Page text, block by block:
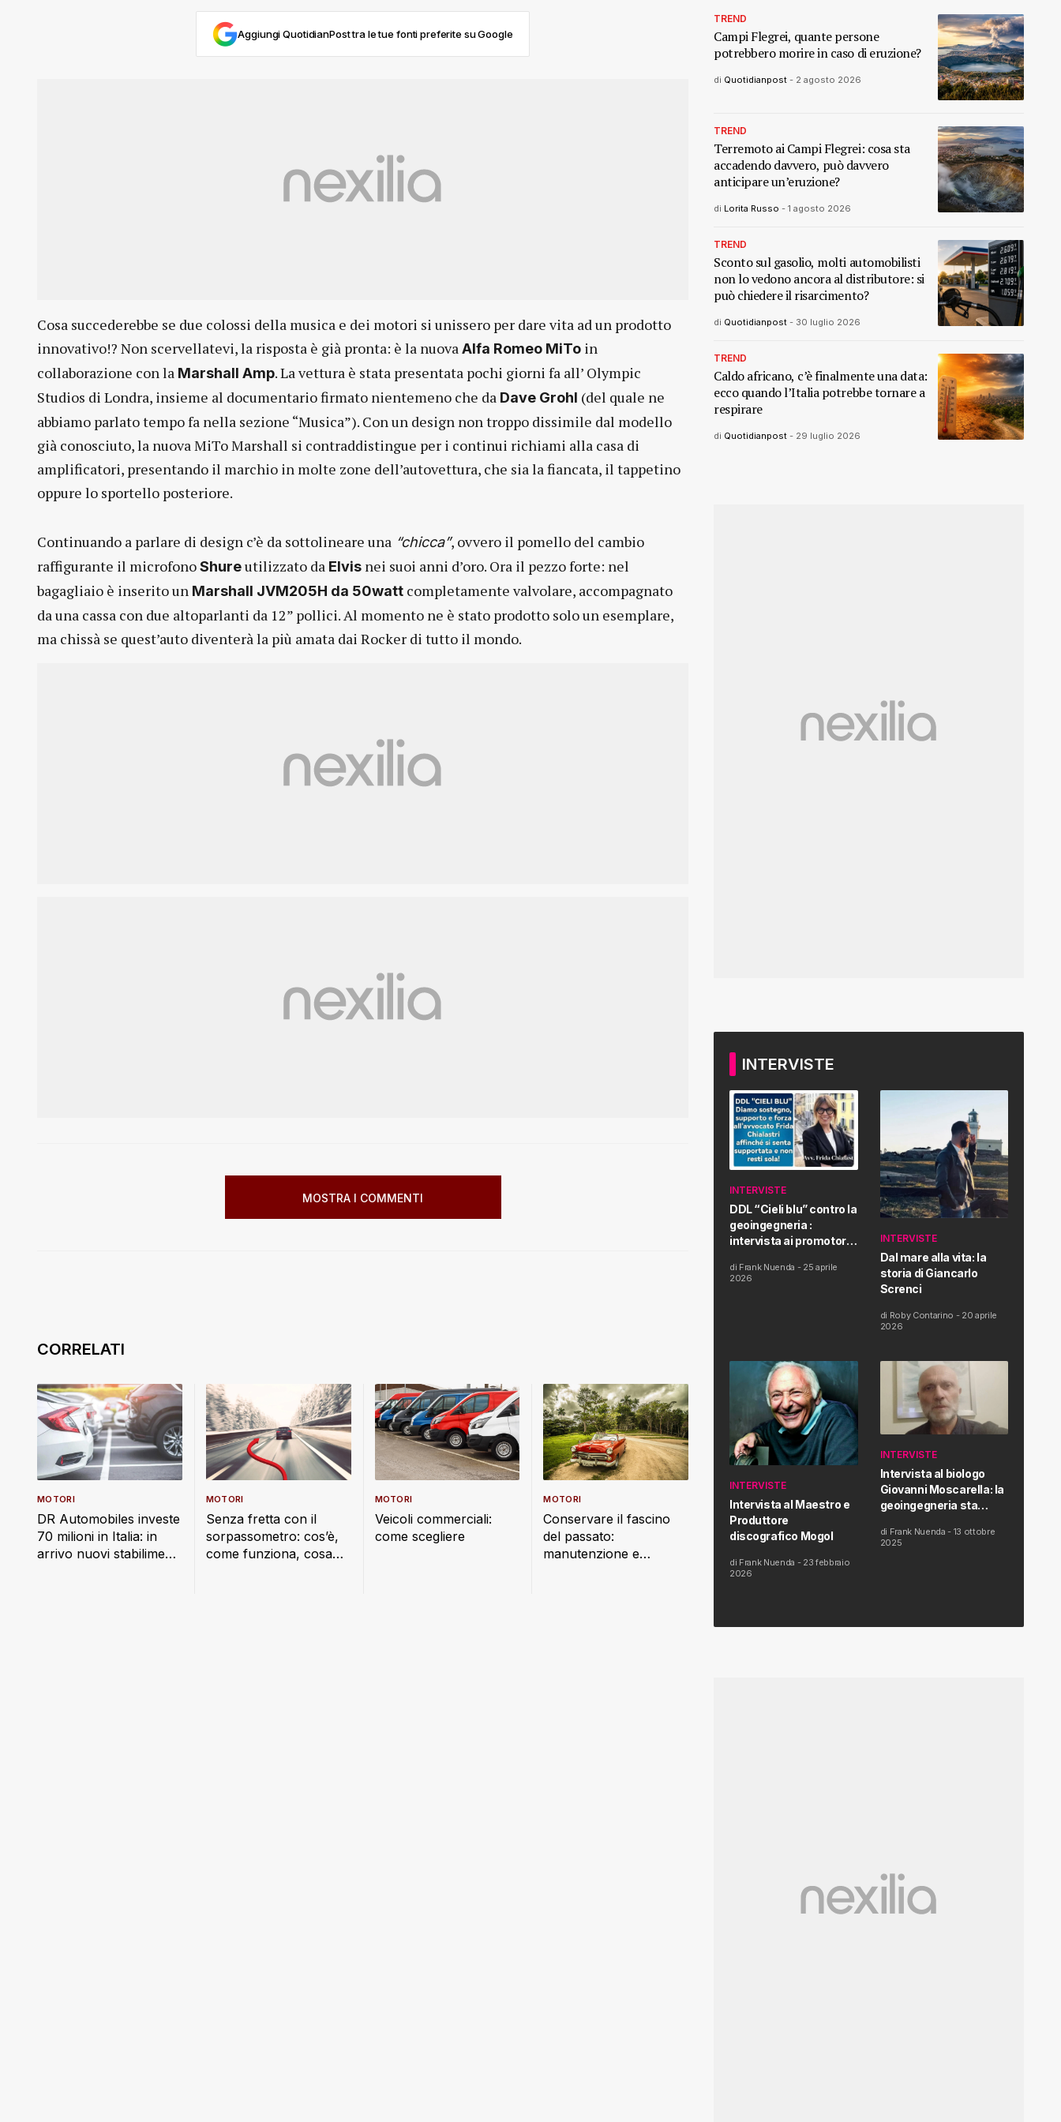
Aggiungi QuotidianPost tra le tue fonti preferite su Google
Cosa succederebbe se due colossi della musica e dei motori si unissero per dare vita ad un prodotto
innovativo!? Non scervellatevi, la risposta è già pronta: è la nuova Alfa Romeo MiTo in
collaborazione con la Marshall Amp. La vettura è stata presentata pochi giorni fa all’ Olympic
Studios di Londra, insieme al documentario firmato nientemeno che da Dave Grohl (del quale ne
abbiamo parlato tempo fa nella sezione “Musica”). Con un design non troppo dissimile dal modello
già conosciuto, la nuova MiTo Marshall si contraddistingue per i continui richiami alla casa di
amplificatori, presentando il marchio in molte zone dell’autovettura, che sia la fiancata, il tappetino
oppure lo sportello posteriore.
Continuando a parlare di design c’è da sottolineare una “chicca”, ovvero il pomello del cambio
raffigurante il microfonoShureutilizzato da Elvis nei suoi anni d’oro. Ora il pezzo forte: nel
bagagliaio è inserito un Marshall JVM205H da 50watt completamente valvolare, accompagnato
da una cassa con due altoparlanti da 12” pollici. Al momento ne è stato prodotto solo un esemplare,
ma chissà se quest’auto diventerà la più amata dai Rocker di tutto il mondo.
MOSTRA I COMMENTI
DR Automobiles investe
70 milioni in Italia: in
arrivo nuovi stabilimenti
MOTORI
Senza fretta con il
sorpassometro: cos’è,
come funziona, cosa
MOTORI
Veicoli commerciali:
come scegliere
MOTORI
Conservare il fascino
del passato:
manutenzione e
MOTORI
TREND
Campi Flegrei, quante persone
potrebbero morire in caso di eruzione?
di Quotidianpost - 2 agosto 2026
TREND
Terremoto ai Campi Flegrei: cosa sta
accadendo davvero, può davvero
anticipare un’eruzione?
di Lorita Russo - 1 agosto 2026
TREND
Sconto sul gasolio, molti automobilisti
non lo vedono ancora al distributore: si
può chiedere il risarcimento?
di Quotidianpost - 30 luglio 2026
TREND
Caldo africano, c’è finalmente una data:
ecco quando l’Italia potrebbe tornare a
respirare
di Quotidianpost - 29 luglio 2026
INTERVISTE
INTERVISTE
DDL “Cieli blu” contro la
geoingegneria :
intervista ai promotori
Proposta di Legge
di Frank Nuenda - 25 aprile
2026
INTERVISTE
Dal mare alla vita: la
storia di Giancarlo
Screnci
di Roby Contarino - 20 aprile
2026
INTERVISTE
Intervista al Maestro e
Produttore
discografico Mogol
di Frank Nuenda - 23 febbraio
2026
INTERVISTE
Intervista al biologo
Giovanni Moscarella: la
geoingegneria sta
salute dell’uomo
di Frank Nuenda - 13 ottobre
2025